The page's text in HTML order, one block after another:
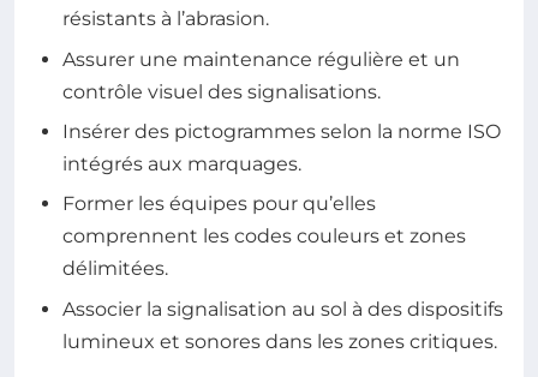
résistants à l’abrasion.
Assurer une maintenance régulière et un
contrôle visuel des signalisations.
Insérer des pictogrammes selon la norme ISO
intégrés aux marquages.
Former les équipes pour qu’elles
comprennent les codes couleurs et zones
délimitées.
Associer la signalisation au sol à des dispositifs
lumineux et sonores dans les zones critiques.